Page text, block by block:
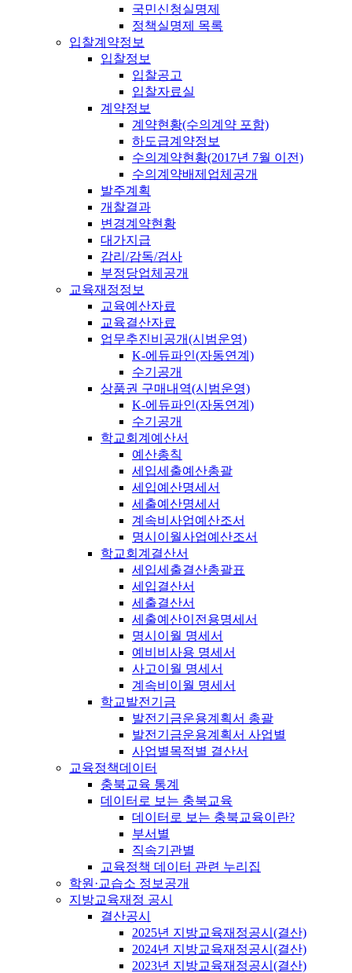
국민신청실명제
정책실명제 목록
입찰계약정보
입찰정보
입찰공고
입찰자료실
계약정보
계약현황(수의계약 포함)
하도급계약정보
수의계약현황(2017년 7월 이전)
수의계약배제업체공개
발주계획
개찰결과
변경계약현황
대가지급
감리/감독/검사
부정당업체공개
교육재정정보
교육예산자료
교육결산자료
업무추진비공개(시범운영)
K-에듀파인(자동연계)
수기공개
상품권 구매내역(시범운영)
K-에듀파인(자동연계)
수기공개
학교회계예산서
예산총칙
세입세출예산총괄
세입예산명세서
세출예산명세서
계속비사업예산조서
명시이월사업예산조서
학교회계결산서
세입세출결산총괄표
세입결산서
세출결산서
세출예산이전용명세서
명시이월 명세서
예비비사용 명세서
사고이월 명세서
계속비이월 명세서
학교발전기금
발전기금운용계획서 총괄
발전기금운용계획서 사업별
사업별목적별 결산서
교육정책데이터
충북교육 통계
데이터로 보는 충북교육
데이터로 보는 충북교육이란?
부서별
직속기관별
교육정책 데이터 관련 누리집
학원·교습소 정보공개
지방교육재정 공시
결산공시
2025년 지방교육재정공시(결산)
2024년 지방교육재정공시(결산)
2023년 지방교육재정공시(결산)